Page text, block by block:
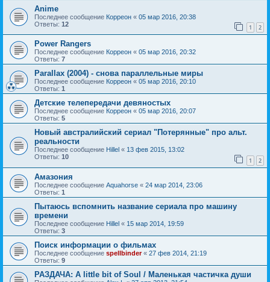
Anime
Последнее сообщение Корреон « 05 мар 2016, 20:38
Ответы: 12 1 2
Power Rangers
Последнее сообщение Корреон « 05 мар 2016, 20:32
Ответы: 7
Parallax (2004) - снова параллельные миры
Последнее сообщение Корреон « 05 мар 2016, 20:10
Ответы: 1
Детские телепередачи девяностых
Последнее сообщение Корреон « 05 мар 2016, 20:07
Ответы: 5
Новый австралийский сериал "Потерянные" про альт.
реальности
Последнее сообщение Hillel « 13 фев 2015, 13:02
Ответы: 10 1 2
Амазония
Последнее сообщение Aquahorse « 24 мар 2014, 23:06
Ответы: 1
Пытаюсь вспомнить название сериала про машину
времени
Последнее сообщение Hillel « 15 мар 2014, 19:59
Ответы: 3
Поиск информации о фильмах
Последнее сообщение spellbinder« 27 фев 2014, 21:19
Ответы: 9
РАЗДАЧА: A little bit of Soul / Маленькая частичка души